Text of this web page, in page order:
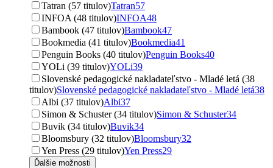
Tatran (57 titulov)Tatran57
INFOA (48 titulov)INFOA48
Bambook (47 titulov)Bambook47
Bookmedia (41 titulov)Bookmedia41
Penguin Books (40 titulov)Penguin Books40
YOLi (39 titulov)YOLi39
Slovenské pedagogické nakladateľstvo - Mladé letá (38
titulov)Slovenské pedagogické nakladateľstvo - Mladé letá38
Albi (37 titulov)Albi37
Simon & Schuster (34 titulov)Simon & Schuster34
Buvik (34 titulov)Buvik34
Bloomsbury (32 titulov)Bloomsbury32
Yen Press (29 titulov)Yen Press29
Ďalšie možnosti